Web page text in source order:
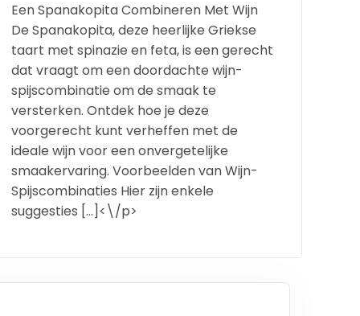
Een Spanakopita Combineren Met Wijn
De Spanakopita, deze heerlijke Griekse
taart met spinazie en feta, is een gerecht
dat vraagt om een doordachte wijn-
spijscombinatie om de smaak te
versterken. Ontdek hoe je deze
voorgerecht kunt verheffen met de
ideale wijn voor een onvergetelijke
smaakervaring. Voorbeelden van Wijn-
Spijscombinaties Hier zijn enkele
suggesties […]<\/p>